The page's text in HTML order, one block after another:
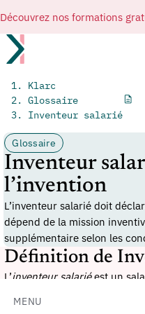
Découvrez nos formations
MENU
Klarc
Glossaire
Inventeur salarié
Glossaire
Inventeur
l’invention
L’inventeur salarié doit
dépend de la mission
supplémentaire selon les
Définition de
L’inventeur salariéest un
professionnelle. En France,